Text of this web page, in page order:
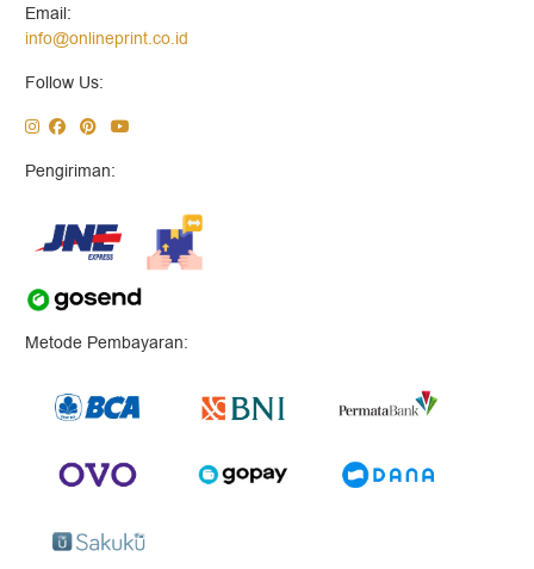
Email:
info@onlineprint.co.id
Follow Us:
Pengiriman:
Metode Pembayaran: